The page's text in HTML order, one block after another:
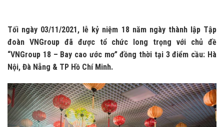
Tối ngày 03/11/2021, lễ kỷ niệm 18 năm ngày thành lập Tập
đoàn VNGroup đã được tổ chức long trọng với chủ đề
“VNGroup 18 – Bay cao ước mơ” đồng thời tại 3 điểm cầu: Hà
Nội, Đà Nẵng & TP Hồ Chí Minh.